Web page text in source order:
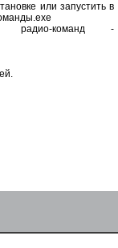
или запустить в
радио-команд -